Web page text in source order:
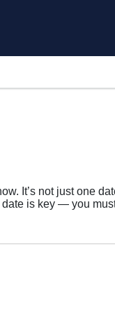
It’s not just one
is key — you
date is when